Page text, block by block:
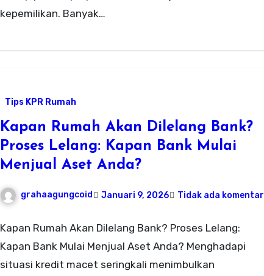
kepemilikan. Banyak…
Tips KPR Rumah
Kapan Rumah Akan Dilelang Bank?
Proses Lelang: Kapan Bank Mulai
Menjual Aset Anda?
grahaagungcoid Januari 9, 2026 Tidak ada komentar
Kapan Rumah Akan Dilelang Bank? Proses Lelang:
Kapan Bank Mulai Menjual Aset Anda? Menghadapi
situasi kredit macet seringkali menimbulkan